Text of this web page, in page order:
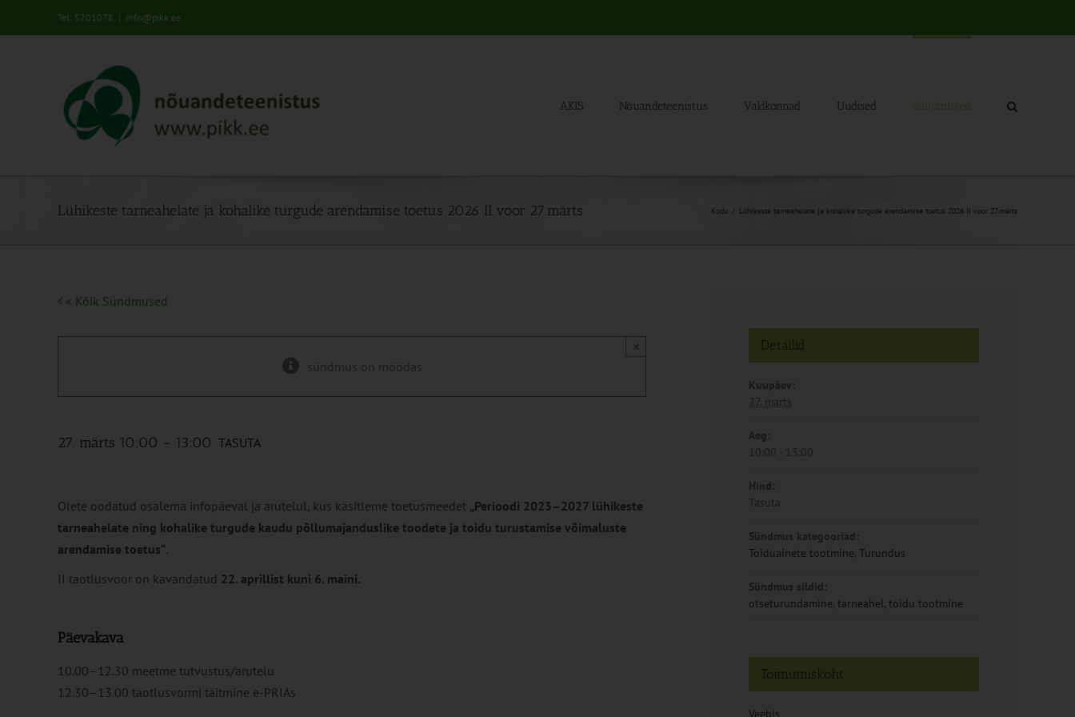
Tel: 5201078 | info@pikk.ee
AKIS Nõuandeteenistus Valdkonnad Uudised Sündmused
Lühikeste tarneahelate ja kohalike turgude arendamise toetus 2026 II voor 27.märts Kodu Lühikeste tarneahelate ja kohalike turgude arendamise toetus 2026 II voor 27.märts
« Kõik Sündmused
sündmus on möödas
×
27. märts 10:00 - 13:00 TASUTA
Olete oodatud osalema infopäeval ja arutelul, kus käsitleme toetusmeedet „Perioodi 2023–2027 lühikeste
tarneahelate ning kohalike turgude kaudu põllumajanduslike toodete ja toidu turustamise võimaluste
arendamise toetus“.
II taotlusvoor on kavandatud 22. aprillist kuni 6. maini.
Päevakava
10.00–12.30 meetme tutvustus/arutelu
12.30–13.00 taotlusvormi täitmine e-PRIAs
Detailid
Kuupäev:
27. märts
Aeg:
10:00 - 13:00
Hind:
Tasuta
Sündmus kategooriad:
Toiduainete tootmine, Turundus
Sündmus sildid:
otseturundamine, tarneahel, toidu tootmine
Toimumiskoht
Veebis